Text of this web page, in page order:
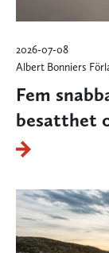
2026-07-08
Albert Bonniers
Fem
besatthet